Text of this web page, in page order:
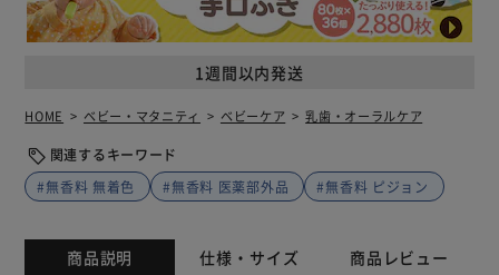
1週間以内発送
HOME ベビー・マタニティ ベビーケア 乳歯・オーラルケア
関連するキーワード
#無香料 無着色
#無香料 医薬部外品 #無香料 ピジョン
商品説明 仕様・サイズ 商品レビュー